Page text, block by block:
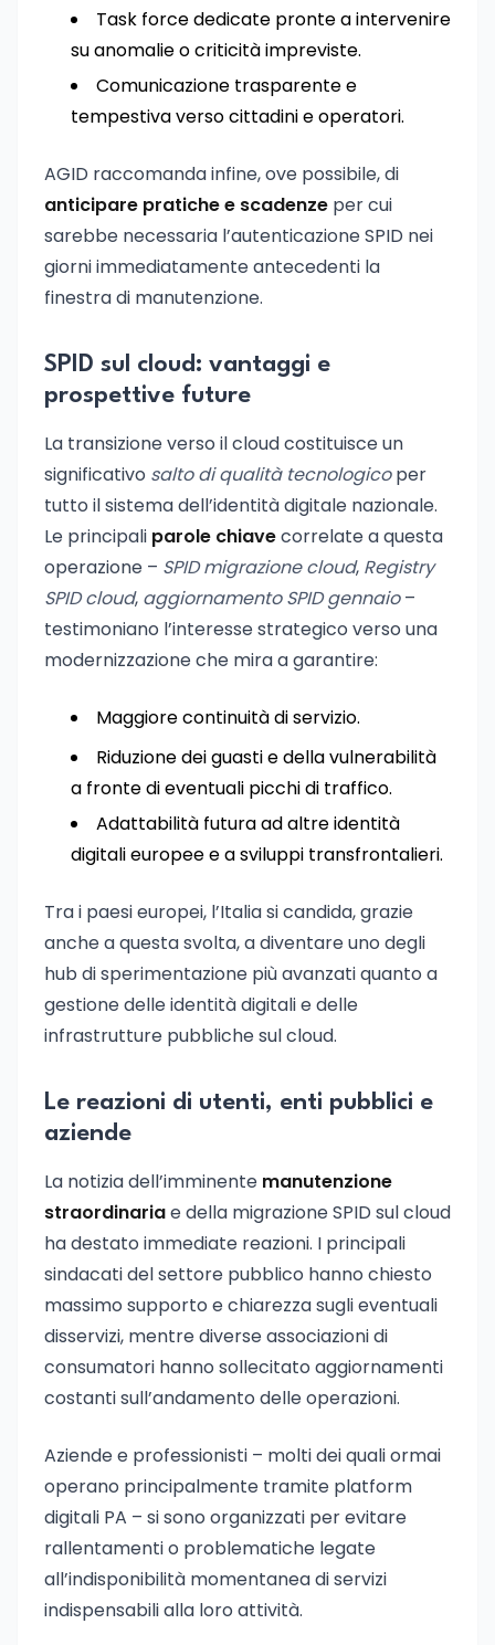
Task force dedicate pronte a intervenire
su anomalie o criticità impreviste.
Comunicazione trasparente e
tempestiva verso cittadini e operatori.
AGID raccomanda infine, ove possibile, di
anticipare pratiche e scadenze per cui
sarebbe necessaria l’autenticazione SPID nei
giorni immediatamente antecedenti la
finestra di manutenzione.
SPID sul cloud: vantaggi e
prospettive future
La transizione verso il cloud costituisce un
significativo salto di qualità tecnologicoper
tutto il sistema dell’identità digitale nazionale.
Le principali parole chiavecorrelate a questa
operazione – SPID migrazione cloud, Registry
SPID cloud, aggiornamento SPID gennaio–
testimoniano l’interesse strategico verso una
modernizzazione che mira a garantire:
Maggiore continuità di servizio.
Riduzione dei guasti e della vulnerabilità
a fronte di eventuali picchi di traffico.
Adattabilità futura ad altre identità
digitali europee e a sviluppi transfrontalieri.
Tra i paesi europei, l’Italia si candida, grazie
anche a questa svolta, a diventare uno degli
hub di sperimentazione più avanzati quanto a
gestione delle identità digitali e delle
infrastrutture pubbliche sul cloud.
Le reazioni di utenti, enti pubblici e
aziende
La notizia dell’imminente manutenzione
straordinariae della migrazione SPID sul cloud
ha destato immediate reazioni. I principali
sindacati del settore pubblico hanno chiesto
massimo supporto e chiarezza sugli eventuali
disservizi, mentre diverse associazioni di
consumatori hanno sollecitato aggiornamenti
costanti sull’andamento delle operazioni.
Aziende e professionisti – molti dei quali ormai
operano principalmente tramite platform
digitali PA – si sono organizzati per evitare
rallentamenti o problematiche legate
all’indisponibilità momentanea di servizi
indispensabili alla loro attività.